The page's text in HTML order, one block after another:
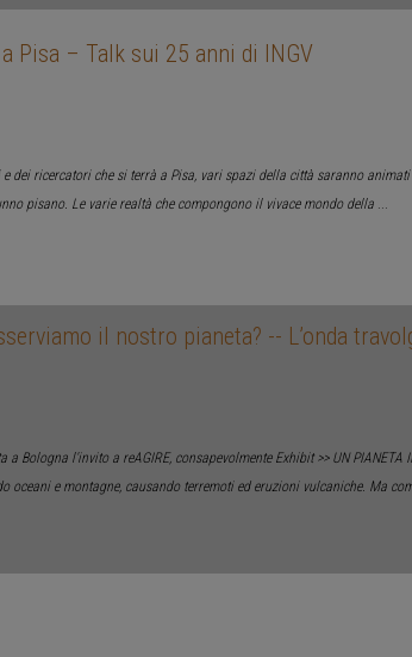
Pisa – Talk sui 25 anni di INGV
dei ricercatori che si terrà a Pisa, vari spazi della città saranno
pisano. Le varie realtà che compongono il vivace mondo della ...
il nostro pianeta? -- L’onda
a Bologna l'invito a reAGIRE, consapevolmente Exhibit >> UN
oceani e montagne, causando terremoti ed eruzioni vulcaniche. Ma